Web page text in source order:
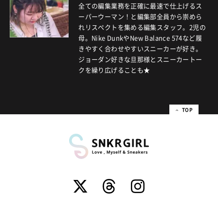
全ての編集業務を正確に最速で仕上げるス
ーパーウーマン！と編集部全員から崇めら
れリスペクトを集める編集スタッフ。2児の
母。Nike DunkやNew Balance 574など履
きやすく合わせやすいスニーカーが好き。
ジョーダン好きな旦那様とスニーカートー
クを繰り広げることも★
TOP